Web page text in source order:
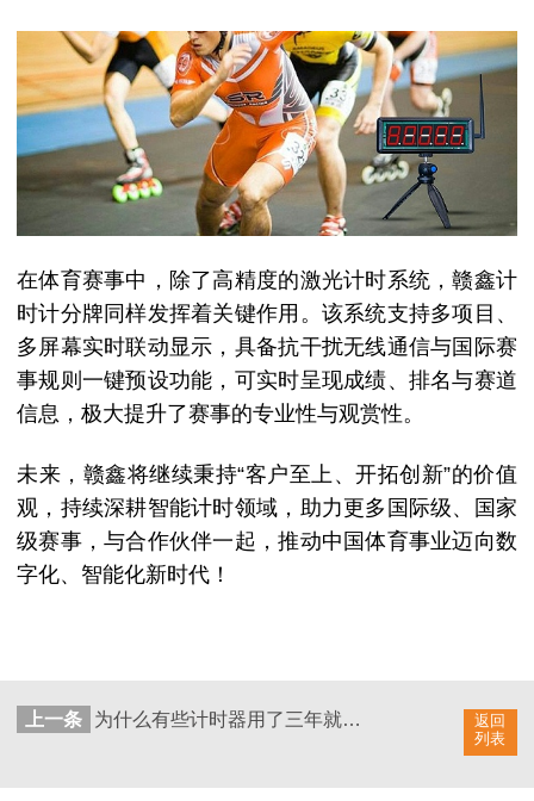
在体育赛事中，除了高精度的激光计时系统，赣鑫计
时计分牌同样发挥着关键作用。该系统支持多项目、
多屏幕实时联动显示，具备抗干扰无线通信与国际赛
事规则一键预设功能，可实时呈现成绩、排名与赛道
信息，极大提升了赛事的专业性与观赏性。
未来，赣鑫将继续秉持“客户至上、开拓创新”的价值
观，持续深耕智能计时领域，助力更多国际级、国家
级赛事，与合作伙伴一起，推动中国体育事业迈向数
字化、智能化新时代！
返回
列表
上一条 为什么有些计时器用了三年就得换，有些能用十年？